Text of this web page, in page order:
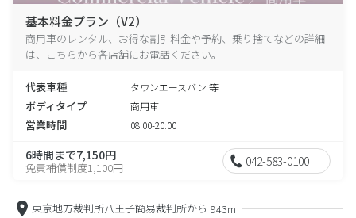
基本料金プラン（V2）
商用車のレンタル、お得な割引料金や予約、乗り捨てなどの詳細
は、こちらから各店舗にお電話ください。
代表車種 タウンエースバン 等
ボディタイプ 商用車
営業時間 08:00-20:00
6時間まで7,150円
免責補償制度1,100円 042-583-0100
東京地方裁判所八王子簡易裁判所から 943m